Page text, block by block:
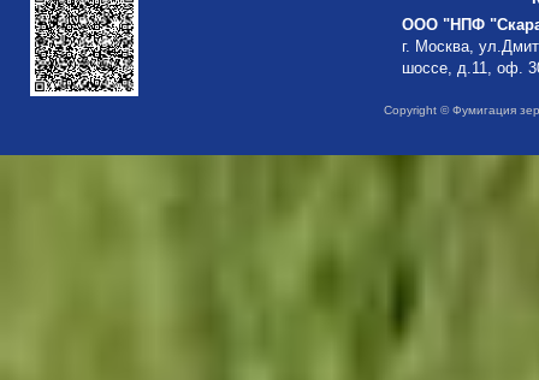
ООО "НПФ
г. Москва,
шоссе, д.11, оф.
Copyright © Фумигация